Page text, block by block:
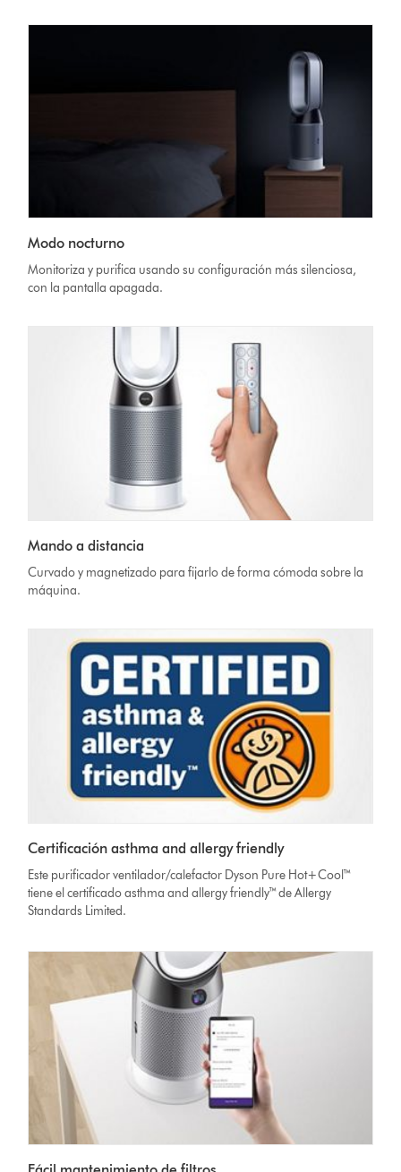
Modo nocturno
Monitoriza y purifica usando su configuración más silenciosa,
con la pantalla apagada.
Mando a distancia
Curvado y magnetizado para fijarlo de forma cómoda sobre la
máquina.
Certificación asthma and allergy friendly
Este purificador ventilador/calefactor Dyson Pure Hot+Cool™
tiene el certificado asthma and allergy friendly™ de Allergy
Standards Limited.